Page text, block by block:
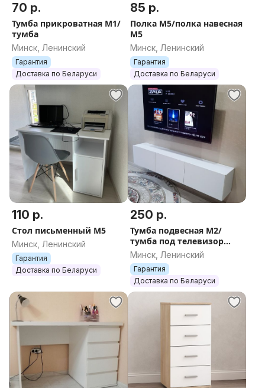
70 р.
Тумба прикроватная М1/
тумба
Минск, Ленинский
Гарантия
Доставка по Беларуси
85 р.
Полка М5/полка навесная
М5
Минск, Ленинский
Гарантия
Доставка по Беларуси
110 р.
Стол письменный М5
Минск, Ленинский
Гарантия
Доставка по Беларуси
250 р.
Тумба подвесная М2/
тумба под телевизор
подвесная М2
Минск, Ленинский
Гарантия
Доставка по Беларуси